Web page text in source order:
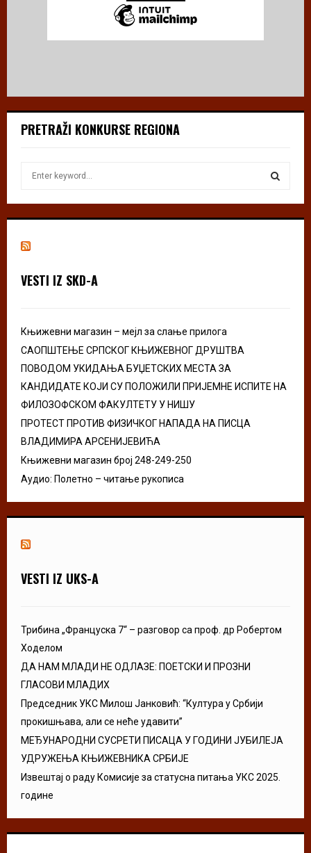
PRETRAŽI KONKURSE REGIONA
h
r
S
VESTI IZ SKD-A
Књижевни магазин – мејл за слање прилога
САОПШТЕЊЕ СРПСКОГ КЊИЖЕВНОГ ДРУШТВА
ПОВОДОМ УКИДАЊА БУЏЕТСКИХ МЕСТА ЗА
КАНДИДАТЕ КОЈИ СУ ПОЛОЖИЛИ ПРИЈЕМНЕ ИСПИТЕ НА
ФИЛОЗОФСКОМ ФАКУЛТЕТУ У НИШУ
ПРОТЕСТ ПРОТИВ ФИЗИЧКОГ НАПАДА НА ПИСЦА
ВЛАДИМИРА АРСЕНИЈЕВИЋА
Књижевни магазин број 248-249-250
Аудио: Полетно – читање рукописа
VESTI IZ UKS-A
Трибина „Француска 7“ – разговор са проф. др Робертом
Ходелом
ДА НАМ МЛАДИ НЕ ОДЛАЗЕ: ПОЕТСКИ И ПРОЗНИ
ГЛАСОВИ МЛАДИХ
Председник УКС Милош Јанковић: “Култура у Србији
прокишњава, али се неће удавити”
МЕЂУНАРОДНИ СУСРЕТИ ПИСАЦА У ГОДИНИ ЈУБИЛЕЈА
УДРУЖЕЊА КЊИЖЕВНИКА СРБИЈЕ
Извештај о раду Комисије за статусна питања УКС 2025.
године